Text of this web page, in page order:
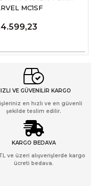
MC1SF
VE GÜVENİLİR KARGO
en hızlı ve en güvenli
şekilde teslim edilir.
KARGO BEDAVA
ve üzeri alışverişlerde kargo
ücreti bedava.